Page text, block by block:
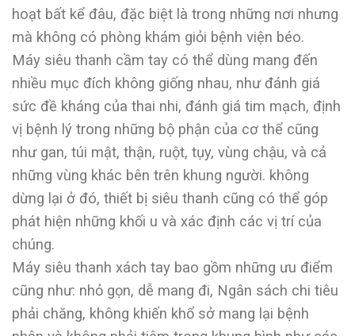
hoạt bất kể đâu, đặc biệt là trong những nơi nhưng
mà không có phòng khám giỏi bệnh viện béo.
Máy siêu thanh cầm tay có thể dùng mang đến
nhiều mục đích không giống nhau, như đánh giá
sức đề kháng của thai nhi, đánh giá tim mạch, định
vị bệnh lý trong những bộ phận của cơ thể cũng
như gan, túi mật, thận, ruột, tụy, vùng chậu, và cả
những vùng khác bên trên khung người. không
dừng lại ở đó, thiết bị siêu thanh cũng có thể góp
phát hiện những khối u và xác định các vị trí của
chúng.
Máy siêu thanh xách tay bao gồm những ưu điểm
cũng như: nhỏ gọn, dễ mang đi, Ngân sách chi tiêu
phải chăng, không khiến khổ sở mang lại bệnh